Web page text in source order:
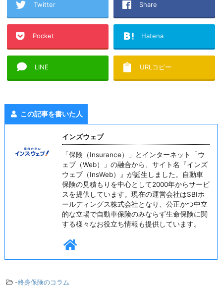
Twitter Share
Pocket Hatena
LINE URLコピー
この記事を書いた人
インズウェブ
「保険（Insurance）」とインターネット「ウ
ェブ（Web）」の融合から、サイト名『インズ
ウェブ（InsWeb）』が誕生しました。自動車
保険の見積もりを中心として2000年からサービ
スを提供しています。現在の運営会社はSBIホ
ールディングス株式会社となり、公正かつ中立
的な立場で自動車保険のみならず生命保険に関
する様々なお役立ち情報も提供しています。
-終身保険のコラム